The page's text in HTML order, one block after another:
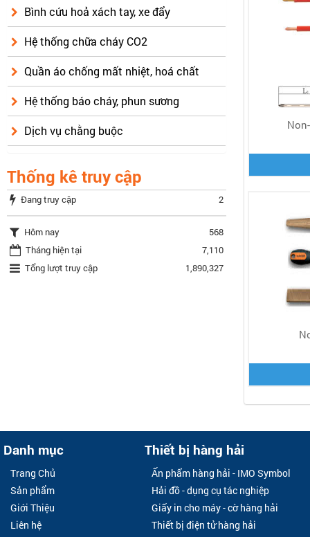
Bình cứu hoả xách tay, xe đẩy
Hệ thống chữa cháy CO2
Quần áo chống mất nhiệt, hoá chất
Hệ thống báo cháy, phun sương
Dịch vụ chằng buộc
Thống kê truy cập
Đang truy cập 2
Hôm nay
568
Tháng hiện tại
7,110
Tổng lượt truy cập
1,890,327
Danh mục
Trang Chủ
Sản phẩm
Giới Thiệu
Liên hệ
Thiết bị hàng hải
Ấn phẩm hàng hải - IMO Symbol
Hải đồ - dụng cụ tác nghiệp
Giấy in cho máy - cờ hàng hải
Thiết bị điện tử hàng hải